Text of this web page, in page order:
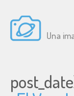
Una